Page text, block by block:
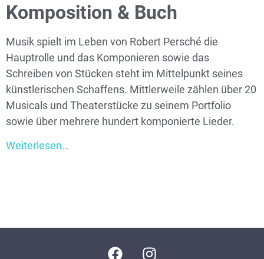
Komposition & Buch
Musik spielt im Leben von Robert Persché die
Hauptrolle und das Komponieren sowie das
Schreiben von Stücken steht im Mittelpunkt seines
künstlerischen Schaffens. Mittlerweile zählen über 20
Musicals und Theaterstücke zu seinem Portfolio
sowie über mehrere hundert komponierte Lieder.
Weiterlesen…